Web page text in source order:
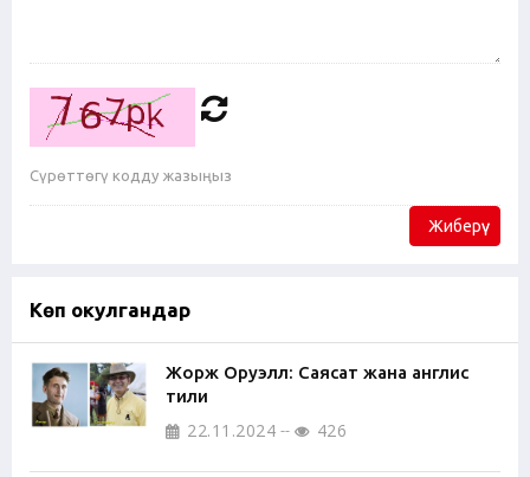
Жиберүү
Көп окулгандар
Жорж Оруэлл: Саясат жана англис
тили
22.11.2024 426